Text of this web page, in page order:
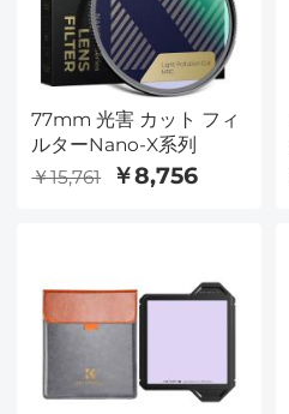
77mm 光害 カット フィ
ルターNano-X系列
￥15,761
￥8,756